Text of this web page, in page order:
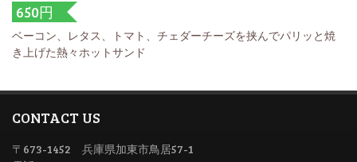
650円
ベーコン、レタス、トマト、チェダーチーズを挟んでパリッと焼
き上げた熱々ホットサンド
CONTACT US
〒673-1452 兵庫県加東市鳥居57-1